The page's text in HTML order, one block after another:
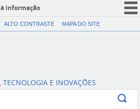
à informação
CORONAVÍRUS (COVID-19)
Canais
ALTO CONTRASTE MAPA DO SITE
E INOVAÇÕES